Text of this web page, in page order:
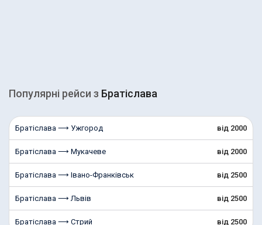
Популярні рейcи з Братіслава
Братіслава ⟶ Ужгород від 2000
Братіслава ⟶ Мукачеве від 2000
Братіслава ⟶ Івано-Франківськ від 2500
Братіслава ⟶ Львів від 2500
Братіслава ⟶ Стрий від 2500